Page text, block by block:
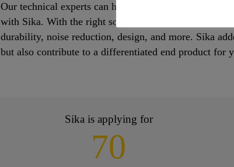
Our technical experts can help you assess key
with Sika. With the right solution you benefit from
durability, noise reduction, design, and more. Sika
but also contribute to a differentiated end product for
Sika is applying for
70